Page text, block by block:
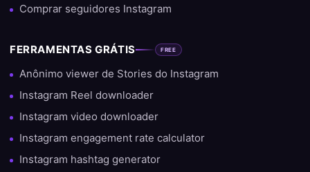
Comprar seguidores Instagram
FERRAMENTAS GRÁTIS FREE
Anônimo viewer de Stories do Instagram
Instagram Reel downloader
Instagram video downloader
Instagram engagement rate calculator
Instagram hashtag generator